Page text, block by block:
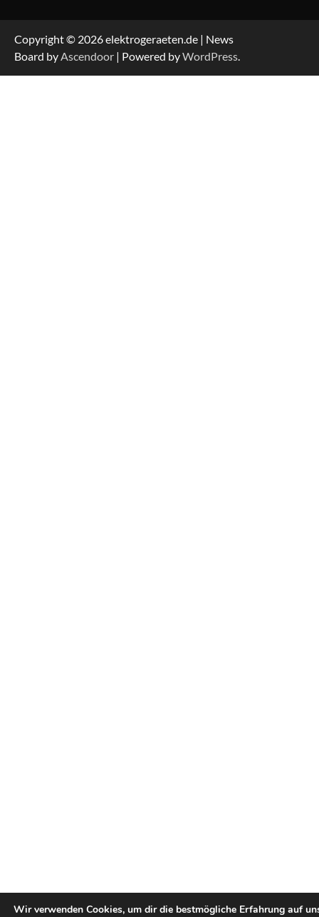
Copyright © 2026 elektrogeraeten.de | News
Board byAscendoor | Powered byWordPress.
Wir verwenden Cookies, um dir die bestmögliche Erfahrung auf